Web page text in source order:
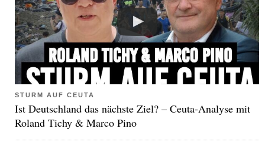
STURM AUF CEUTA
Ist Deutschland das nächste Ziel? – Ceuta-Analyse mit
Roland Tichy & Marco Pino